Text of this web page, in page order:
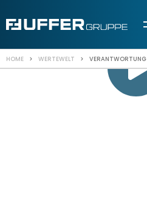
HOME > WERTEWELT > VERANTWORTUNG